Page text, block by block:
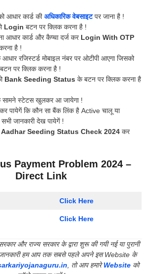
आधार कार्ड कीअधिकारिक वेबसाइटपर जाना है !
Login बटन पर क्लिक करना है !
आधार कार्ड और कैप्चा दर्ज कर Login With OTP
है !
रजिस्टर्ड मोबाइल नंबर पर ओटीपी आएगा जिसको
पर क्लिक करना है !
Bank Seeding Status के बटन पर क्लिक करना है
स्टेटस खुलकर आ जायेगा !
पायेगें कि कौन सा बैंक लिंक है Active चालू या
जानकारी देख पायेगें !
Aadhar Seeding Status Check 2024 कर
Payment Problem 2024 –
Direct Link
Click Here
Click Here
और राज्य सरकार के द्वारा शुरू की गयी नई या पुरानी
जानकारी हम आप तक सबसे पहले अपने इस Website के
, तो आप हमारेWebsiteको